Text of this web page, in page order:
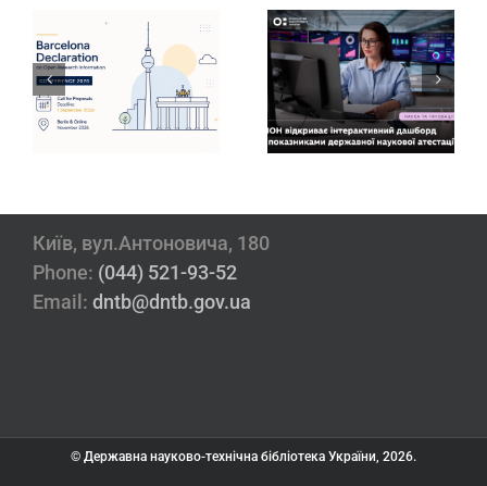
Інтерактивний
дашборд
результатів
державної
атестації
Завершено
перший етап
подання заявок
до
Національної
системи
Київ, вул.Антоновича, 180
Phone: (044) 521-93-52
Email: dntb@dntb.gov.ua
© Державна науково-технічна бібліотека України, 2026.